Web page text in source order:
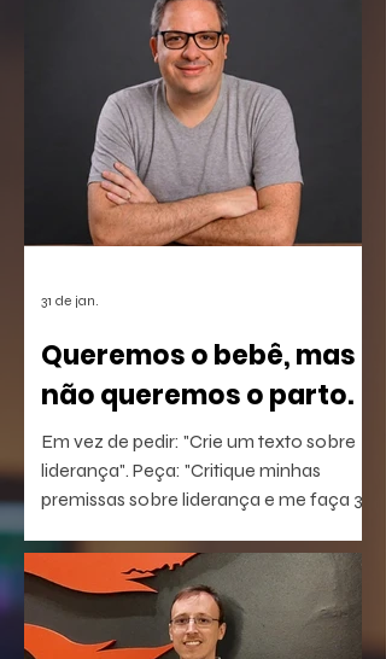
Queremos o bebê, mas
não queremos o parto.
Em vez de pedir: "Crie um texto sobre
liderança". Peça: "Critique minhas
premissas sobre liderança e me faça 3
conseguindo responder".
31 de jan.